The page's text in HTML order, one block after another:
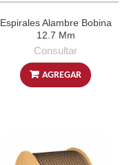
Espirales Alambre Bobina
12.7 Mm
Consultar
AGREGAR